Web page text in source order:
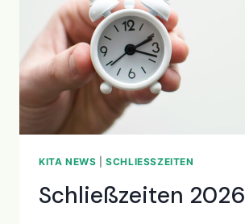
KITA NEWS |SCHLIESSZEITEN
Schließzeiten 2026